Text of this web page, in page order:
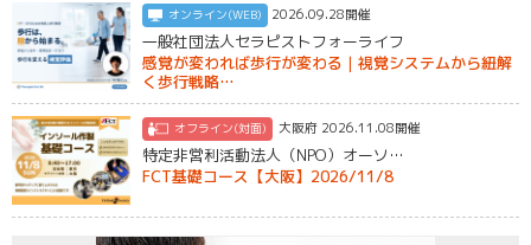
オンライン(WEB) 2026.09.28開催
一般社団法人セラピストフォーライフ
感覚が変われば歩行が変わる｜視覚システムから紐解
く歩行戦略…
オフライン(対面) 大阪府 2026.11.08開催
特定非営利活動法人（NPO）オーソ…
FCT基礎コース【大阪】2026/11/8